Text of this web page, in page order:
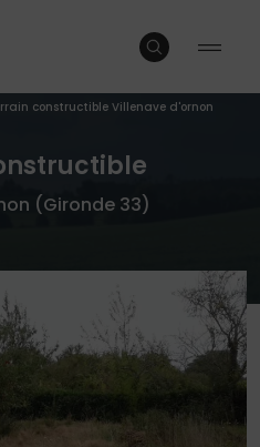
constructible Villenave d'ornon
(Gironde 33)